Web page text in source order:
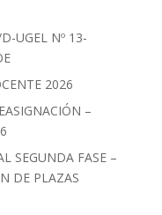
UGEL Nº 13-
2026
–
SEGUNDA FASE –
DE PLAZAS